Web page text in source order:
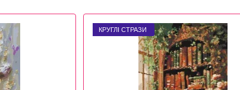
КРУГЛІ СТРАЗИ